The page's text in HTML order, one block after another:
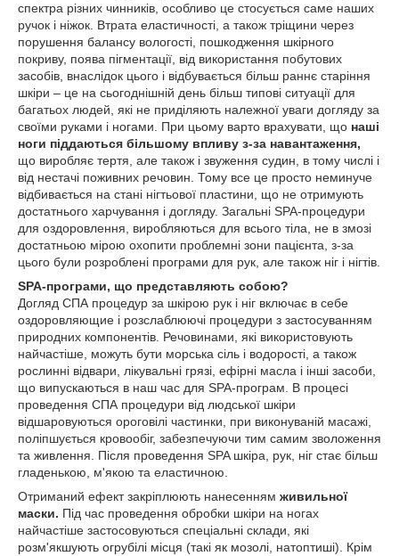
спектра різних чинників, особливо це стосується саме наших
ручок і ніжок. Втрата еластичності, а також тріщини через
порушення балансу вологості, пошкодження шкірного
покриву, поява пігментації, від використання побутових
засобів, внаслідок цього і відбувається більш раннє старіння
шкіри – це на сьогоднішній день більш типові ситуації для
багатьох людей, які не приділяють належної уваги догляду за
своїми руками і ногами. При цьому варто врахувати, що наші
ноги піддаються більшому впливу з-за навантаження,
що виробляє тертя, але також і звуження судин, в тому числі і
від нестачі поживних речовин. Тому все це просто неминуче
відбивається на стані нігтьової пластини, що не отримують
достатнього харчування і догляду. Загальні SPA-процедури
для оздоровлення, виробляються для всього тіла, не в змозі
достатньою мірою охопити проблемні зони пацієнта, з-за
цього були розроблені програми для рук, але також ніг і нігтів.
SPA-програми, що представляють собою?
Догляд СПА процедур за шкірою рук і ніг включає в себе
оздоровляющие і розслаблюючі процедури з застосуванням
природних компонентів. Речовинами, які використовують
найчастіше, можуть бути морська сіль і водорості, а також
рослинні відвари, лікувальні грязі, ефірні масла і інші засоби,
що випускаються в наш час для SPA-програм. В процесі
проведення СПА процедури від людської шкіри
відшаровуються ороговілі частинки, при виконуваній масажі,
поліпшується кровообіг, забезпечуючи тим самим зволоження
та живлення. Після проведення SPA шкіра, рук, ніг стає більш
гладенькою, м'якою та еластичною.
Отриманий ефект закріплюють нанесенням живильної
маски. Під час проведення обробки шкіри на ногах
найчастіше застосовуються спеціальні склади, які
розм'якшують огрубілі місця (такі як мозолі, натоптиші). Крім